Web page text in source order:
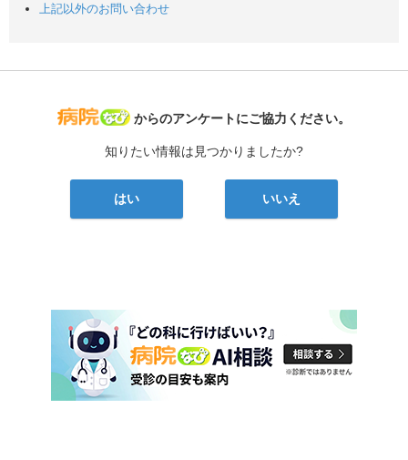
上記以外のお問い合わせ
病院なび
からのアンケートにご協力ください。
知りたい情報は見つかりましたか?
はい いいえ